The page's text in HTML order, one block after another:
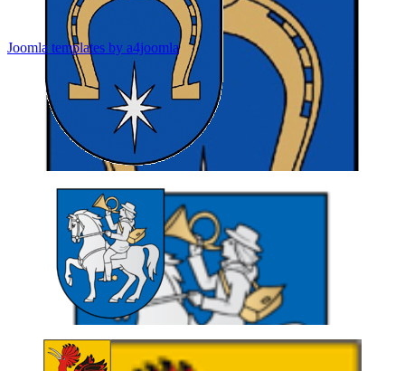
Joomla templates by a4joomla